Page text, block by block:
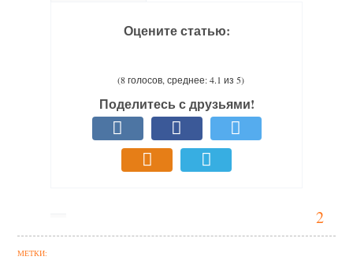
2
Оцените статью:
(8 голосов, среднее: 4.1 из 5)
Поделитесь с друзьями!
МЕТКИ: